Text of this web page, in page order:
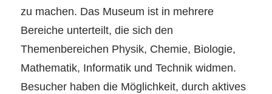
zu machen. Das Museum ist in mehrere
Bereiche unterteilt, die sich den
Themenbereichen Physik, Chemie, Biologie,
Mathematik, Informatik und Technik widmen.
Besucher haben die Möglichkeit, durch aktives